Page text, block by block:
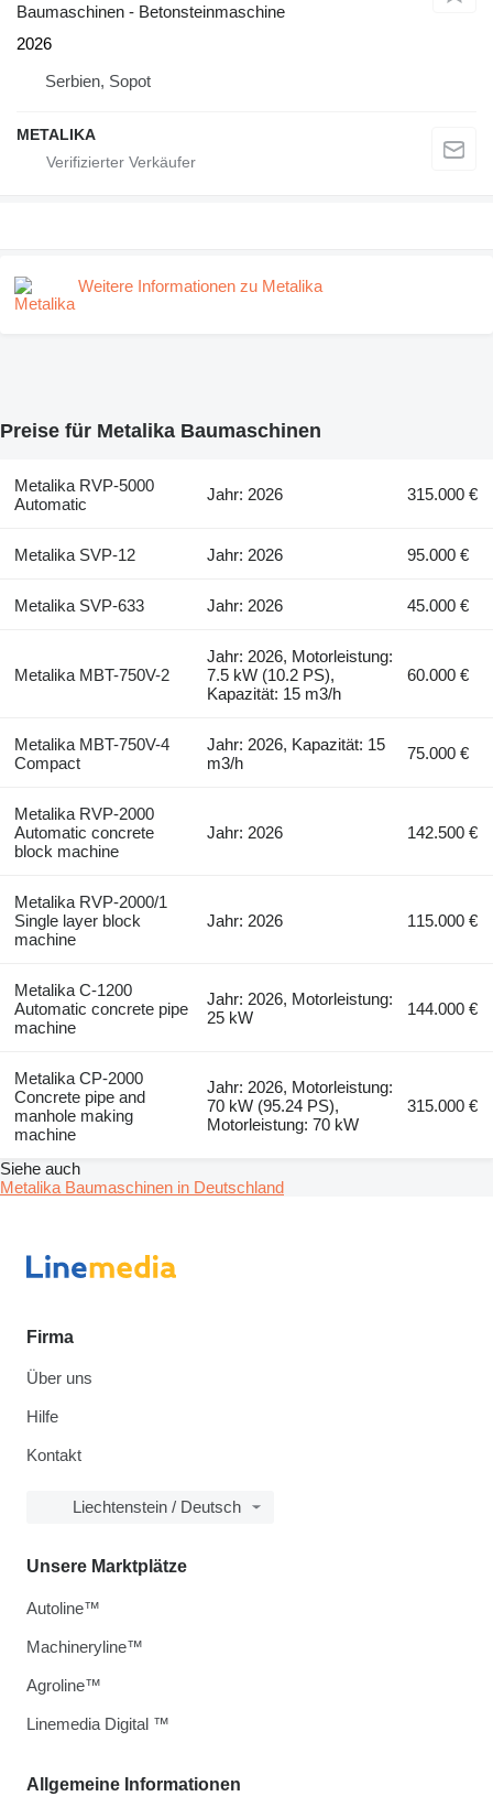
Baumaschinen - Betonsteinmaschine
2026
Serbien, Sopot
METALIKA
Weitere Informationen zu Metalika
Preise für Metalika Baumaschinen
Metalika RVP-5000
Automatic
Jahr: 2026 315.000 €
Metalika SVP-12 Jahr: 2026 95.000 €
Metalika SVP-633 Jahr: 2026 45.000 €
Metalika MBT-750V-2
Jahr: 2026, Motorleistung:
7.5 kW (10.2 PS),
Kapazität: 15 m3/h
60.000 €
Metalika MBT-750V-4
Compact
Jahr: 2026, Kapazität: 15
m3/h
75.000 €
Metalika RVP-2000
Automatic concrete
block machine
Jahr: 2026 142.500 €
Metalika RVP-2000/1
Single layer block
machine
Jahr: 2026 115.000 €
Metalika C-1200
Automatic concrete pipe
machine
Jahr: 2026, Motorleistung:
25 kW
144.000 €
Metalika CP-2000
Concrete pipe and
manhole making
machine
Jahr: 2026, Motorleistung:
70 kW (95.24 PS),
Motorleistung: 70 kW
315.000 €
Siehe auch
Metalika Baumaschinen in Deutschland
Firma
Über uns
Hilfe
Kontakt
Liechtenstein / Deutsch
Allgemeine Informationen
Unsere Marktplätze
Autoline™
Machineryline™
Agroline™
Linemedia Digital ™